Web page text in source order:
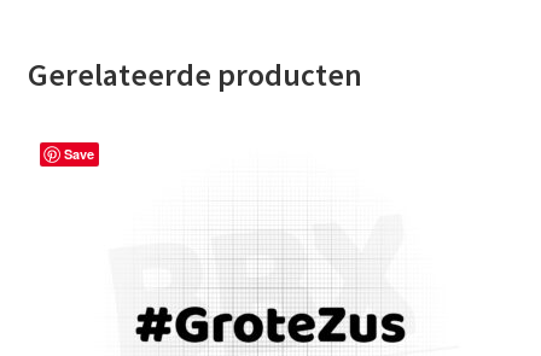
Gerelateerde producten
Save